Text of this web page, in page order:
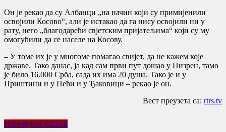
Он је рекао да су Албанци „на начин који су примијенили
освојили Косово“, али је истакао да га нису освојили ни у
рату, него „благодарећи свјетским пријатељима“ који су му
омогућили да се населе на Косову.
– У томе их је у многоме помагао свијет, да не кажем које
државе. Тако данас, ја кад сам први пут дошао у Пизрен, тамо
је било 16.000 Срба, сада их има 20 душа. Тако је и у
Приштини и у Пећи и у Ђаковици – рекао је он.
Вест преузета са: rtrs.tv
Претходни чланак